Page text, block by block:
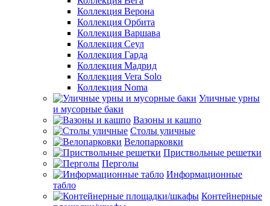
Коллекция Верона
Коллекция Орбита
Коллекция Варшава
Коллекция Сеул
Коллекция Гарда
Коллекция Мадрид
Коллекция Vera Solo
Коллекция Noma
Уличные урны
и мусорные баки
Вазоны и кашпо
Столы уличные
Велопарковки
Приствольные решетки
Перголы
Информационные
табло
Контейнерные